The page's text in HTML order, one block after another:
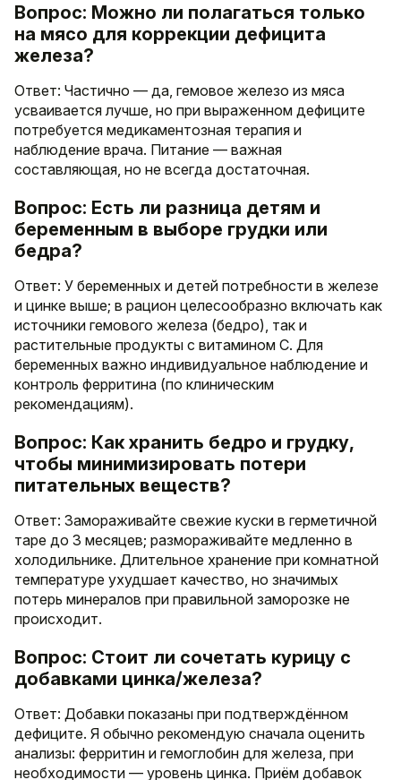
Вопрос: Можно ли полагаться только
на мясо для коррекции дефицита
железа?
Ответ: Частично — да, гемовое железо из мяса
усваивается лучше, но при выраженном дефиците
потребуется медикаментозная терапия и
наблюдение врача. Питание — важная
составляющая, но не всегда достаточная.
Вопрос: Есть ли разница детям и
беременным в выборе грудки или
бедра?
Ответ: У беременных и детей потребности в железе
и цинке выше; в рацион целесообразно включать как
источники гемового железа (бедро), так и
растительные продукты с витамином C. Для
беременных важно индивидуальное наблюдение и
контроль ферритина (по клиническим
рекомендациям).
Вопрос: Как хранить бедро и грудку,
чтобы минимизировать потери
питательных веществ?
Ответ: Замораживайте свежие куски в герметичной
таре до 3 месяцев; размораживайте медленно в
холодильнике. Длительное хранение при комнатной
температуре ухудшает качество, но значимых
потерь минералов при правильной заморозке не
происходит.
Вопрос: Стоит ли сочетать курицу с
добавками цинка/железа?
Ответ: Добавки показаны при подтверждённом
дефиците. Я обычно рекомендую сначала оценить
анализы: ферритин и гемоглобин для железа, при
необходимости — уровень цинка. Приём добавок